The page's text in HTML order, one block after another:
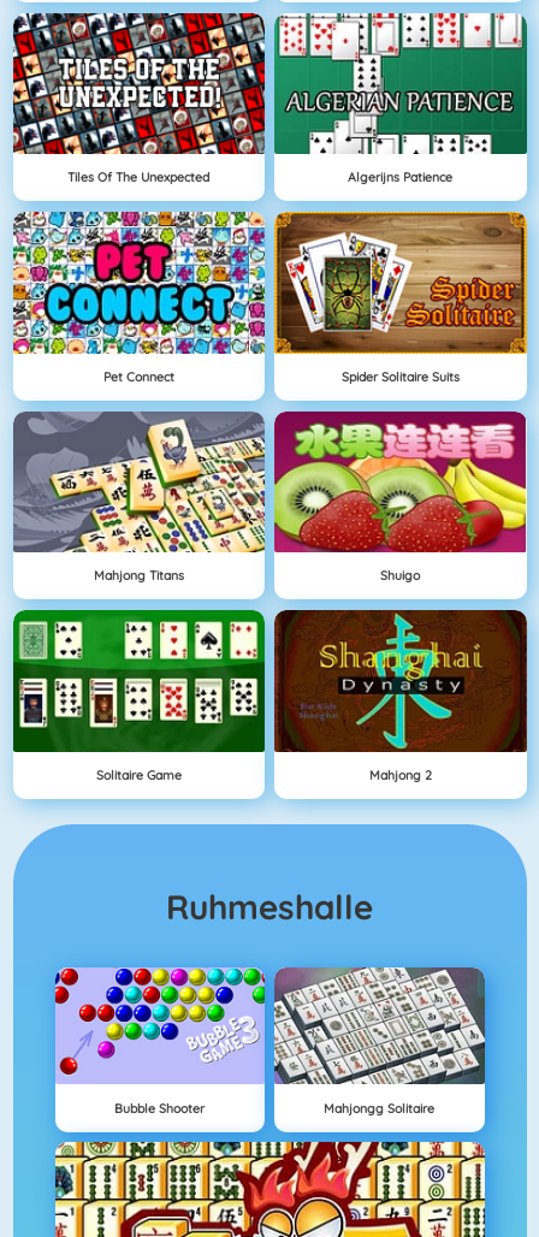
Tiles Of The Unexpected Algerijns Patience
Pet Connect Spider Solitaire Suits
Mahjong Titans Shuigo
Solitaire Game Mahjong 2
Ruhmeshalle
Bubble Shooter Mahjongg Solitaire